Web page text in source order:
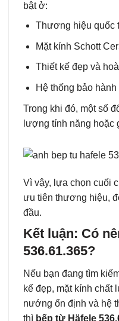
bật ở:
Thương hiệu quốc
Mặt kính Schott
Thiết kế đẹp và
Hệ thống bảo hành
Trong khi đó, một số
lượng tính năng hoặc
Vì vậy, lựa chọn cuối
ưu tiên thương hiệu,
đầu.
Kết luận: Có
536.61.365?
Nếu bạn đang tìm
kế đẹp, mặt kính chất
nướng ổn định và hệ
thì bếp từ Häfele